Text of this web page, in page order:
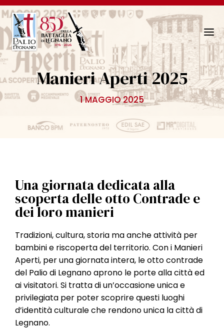
N
a
v
i
g
a
Manieri Aperti 2025
1 MAGGIO 2025
Una giornata dedicata alla
scoperta delle otto Contrade e
dei loro manieri
Tradizioni, cultura, storia ma anche attività per
bambini e riscoperta del territorio. Con i Manieri
Aperti, per una giornata intera, le otto contrade
del Palio di Legnano aprono le porte alla città ed
ai visitatori. Si tratta di un’occasione unica e
privilegiata per poter scoprire questi luoghi
d’identità culturale che rendono unica la città di
Legnano.